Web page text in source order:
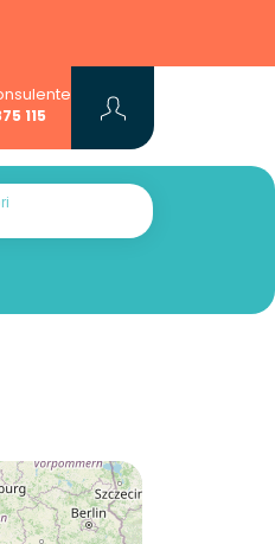
115
Volete scoprire :